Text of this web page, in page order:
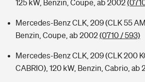
125 kW, Benzin, Coupe, ab 2002
Mercedes-Benz CLK, 209 (CLK 55
Benzin, Coupe, ab 2002(0710 / 593)
Mercedes-Benz CLK, 209 (CLK 200
CABRIO), 120 kW, Benzin, Cabrio, ab